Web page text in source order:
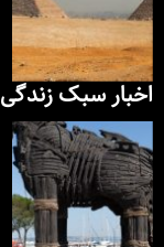
اخبار سبک زندگی